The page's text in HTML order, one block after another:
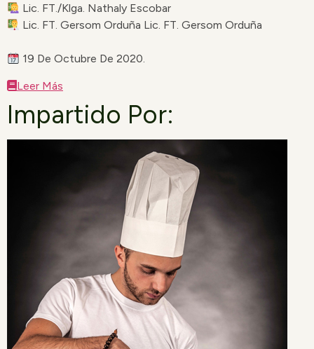
Lic. FT./Klga. Nathaly Escobar
Lic. FT. Gersom Orduña Lic. FT. Gersom Orduña
19 De Octubre De 2020.
Leer Más
Impartido Por: